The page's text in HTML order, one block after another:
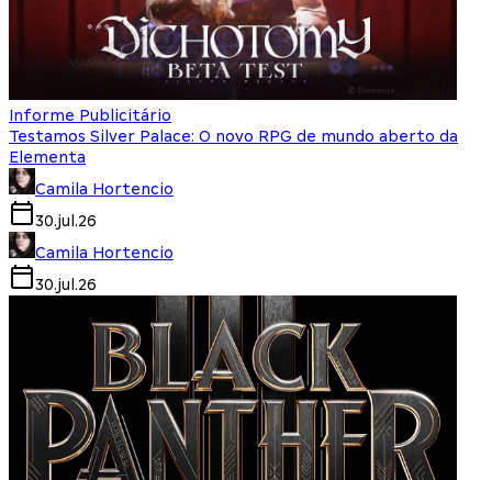
Informe Publicitário
Testamos Silver Palace: O novo RPG de mundo aberto da
Elementa
Camila Hortencio
30.jul.26
Camila Hortencio
30.jul.26